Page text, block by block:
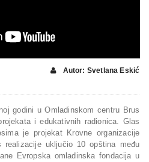
Autor: Svetlana Eskić
godini u Omladinskom centru Brus
i edukativnih radionica. Glas
je projekat Krovne organizacije
uključio 10 opština među
Evropska omladinska fondacija u